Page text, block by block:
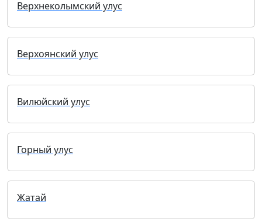
Верхнеколымский улус
Верхоянский улус
Вилюйский улус
Горный улус
Жатай